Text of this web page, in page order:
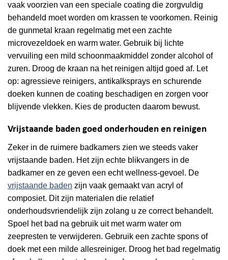
vaak voorzien van een speciale coating die zorgvuldig
behandeld moet worden om krassen te voorkomen. Reinig
de gunmetal kraan regelmatig met een zachte
microvezeldoek en warm water. Gebruik bij lichte
vervuiling een mild schoonmaakmiddel zonder alcohol of
zuren. Droog de kraan na het reinigen altijd goed af. Let
op: agressieve reinigers, antikalksprays en schurende
doeken kunnen de coating beschadigen en zorgen voor
blijvende vlekken. Kies de producten daarom bewust.
Vrijstaande baden goed onderhouden en reinigen
Zeker in de ruimere badkamers zien we steeds vaker
vrijstaande baden. Het zijn echte blikvangers in de
badkamer en ze geven een echt wellness-gevoel. De
vrijstaande baden zijn vaak gemaakt van acryl of
composiet. Dit zijn materialen die relatief
onderhoudsvriendelijk zijn zolang u ze correct behandelt.
Spoel het bad na gebruik uit met warm water om
zeepresten te verwijderen. Gebruik een zachte spons of
doek met een milde allesreiniger. Droog het bad regelmatig